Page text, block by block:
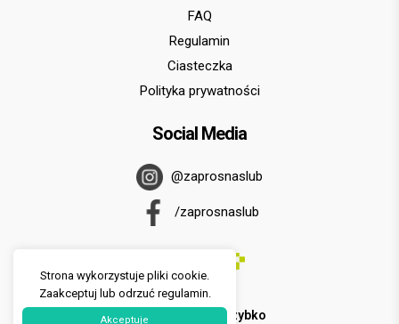
FAQ
Regulamin
Ciasteczka
Polityka prywatności
Social Media
@zaprosnaslub
/zaprosnaslub
U nas zapłacisz szybko
Strona wykorzystuje pliki cookie.
Zaakceptuj lub odrzuć regulamin.
Akceptuje